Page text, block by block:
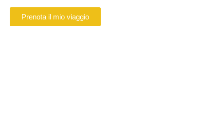
Prenota il mio viaggio